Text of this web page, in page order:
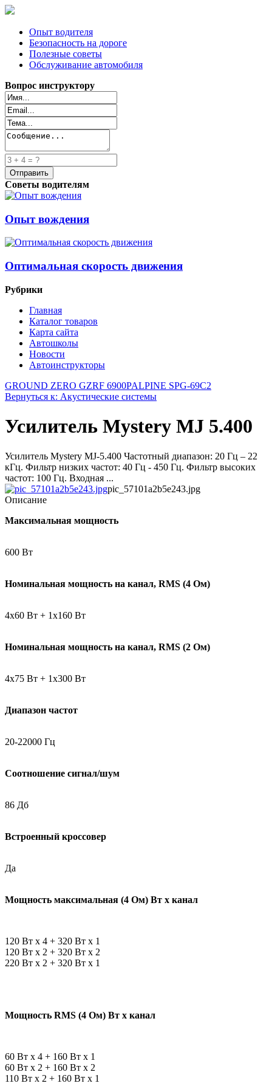
Опыт водителя
Безопасность на дороге
Полезные советы
Обслуживание автомобиля
Вопрос инструктору
Советы водителям
Опыт вождения
Оптимальная скорость движения
Рубрики
Главная
Каталог товаров
Карта сайта
Автошколы
Новости
Автоинструкторы
GROUND ZERO GZRF 6900PALPINE SPG-69C2
Вернуться к: Акустические системы
Усилитель Mystery MJ 5.400
Усилитель Mystery MJ-5.400 Частотный диапазон: 20 Гц – 22
кГц. Фильтр низких частот: 40 Гц - 450 Гц. Фильтр высоких
частот: 100 Гц. Входная ...
pic_57101a2b5e243.jpg
Описание
Максимальная мощность
600 Вт
Номинальная мощность на канал, RMS (4 Ом)
4x60 Вт + 1x160 Вт
Номинальная мощность на канал, RMS (2 Ом)
4x75 Вт + 1x300 Вт
Диапазон частот
20-22000 Гц
Соотношение сигнал/шум
86 Дб
Встроенный кроссовер
Да
Мощность максимальная (4 Ом) Вт x канал
120 Вт х 4 + 320 Вт x 1
120 Вт х 2 + 320 Вт x 2
220 Вт х 2 + 320 Вт x 1
Мощность RMS (4 Ом) Вт x канал
60 Вт х 4 + 160 Вт x 1
60 Вт х 2 + 160 Вт x 2
110 Вт х 2 + 160 Вт x 1